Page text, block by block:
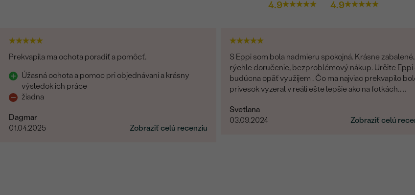
4.9 4.9
Prekvapila ma ochota poradiť a pomôcť.
Úžasná ochota a pomoc pri objednávaní a krásny
výsledok ich práce
žiadna
Dagmar
01.04.2025
Zobraziť celú recenziu
S Eppi som bola nadmieru spokojná. Krásne zabalené,
rýchle doručenie, bezproblémový nákup. Určite Eppi
budúcna opäť využijem . Čo ma najviac prekvapilo bolo že
prívesok vyzeral v reáli ešte lepšie ako na fotkách.
týchto príveskom. V realite je to prepracovanie oveľa
viditelnejšie a krajšie ako na fotkách.
Svetlana
03.09.2024
Zobraziť celú